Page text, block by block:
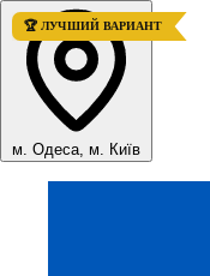
м. Одеса, м. Київ
🏆 ЛУЧШИЙ ВАРИАНТ